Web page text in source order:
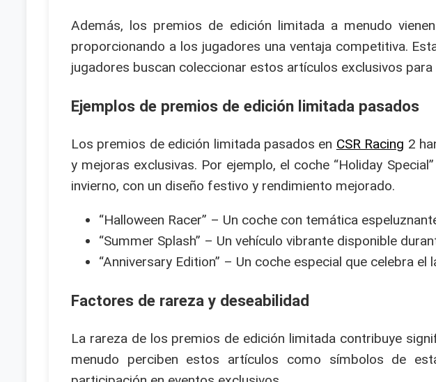
Además, los premios de edición limitada a menudo
proporcionando a los jugadores una ventaja competitiva.
jugadores buscan coleccionar estos artículos exclusivos
Ejemplos de premios de edición limitada pasados
Los premios de edición limitada pasados en CSR Racing 2
y mejoras exclusivas. Por ejemplo, el coche “Holiday
invierno, con un diseño festivo y rendimiento mejorado.
“Halloween Racer” – Un coche con temática
“Summer Splash” – Un vehículo vibrante disponible
“Anniversary Edition” – Un coche especial que celebra
Factores de rareza y deseabilidad
La rareza de los premios de edición limitada contribuye
menudo perciben estos artículos como símbolos de